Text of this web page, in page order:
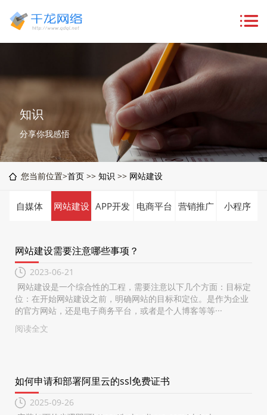
知识
分享你我感悟
您当前位置>首页 >> 知识 >> 网站建设
自媒体 网站建设 APP开发 电商平台 营销推广 小程序
网站建设需要注意哪些事项？
2023-06-21
网站建设是一个综合性的工程，需要注意以下几个方面：目标定
位：在开始网站建设之前，明确网站的目标和定位。是作为企业
的官方网站，还是电子商务平台，或者是个人博客等等···
阅读全文
如何申请和部署阿里云的ssl免费证书
2025-09-26